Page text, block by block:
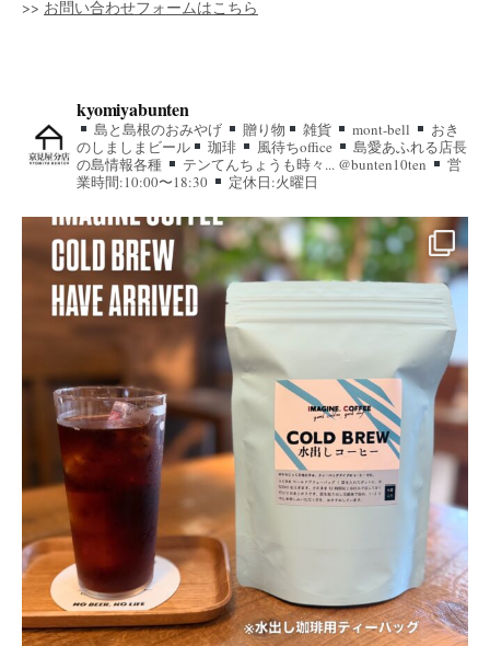
>> お問い合わせフォームはこちら
kyomiyabunten
島と島根のおみやげ 贈り物 雑貨 mont-bell
おき
のしましまビール
珈琲 風待ちoffice
島愛あふれる店長
の島情報各種
テンてんちょうも時々... @bunten10ten
営
業時間:10:00〜18:30
定休日:火曜日